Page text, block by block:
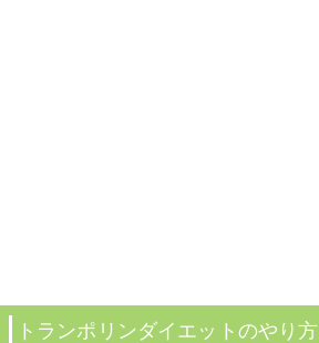
トランポリンダイエットのやり方